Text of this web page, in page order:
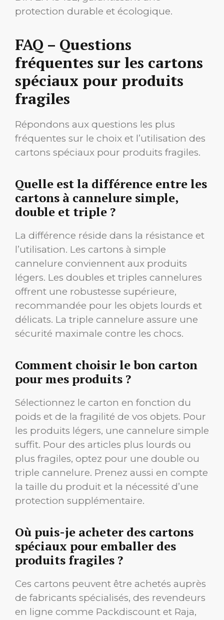
protection durable et écologique.
FAQ – Questions
fréquentes sur les cartons
spéciaux pour produits
fragiles
Répondons aux questions les plus
fréquentes sur le choix et l’utilisation des
cartons spéciaux pour produits fragiles.
Quelle est la différence entre les
cartons à cannelure simple,
double et triple ?
La différence réside dans la résistance et
l’utilisation. Les cartons à simple
cannelure conviennent aux produits
légers. Les doubles et triples cannelures
offrent une robustesse supérieure,
recommandée pour les objets lourds et
délicats. La triple cannelure assure une
sécurité maximale contre les chocs.
Comment choisir le bon carton
pour mes produits ?
Sélectionnez le carton en fonction du
poids et de la fragilité de vos objets. Pour
les produits légers, une cannelure simple
suffit. Pour des articles plus lourds ou
plus fragiles, optez pour une double ou
triple cannelure. Prenez aussi en compte
la taille du produit et la nécessité d’une
protection supplémentaire.
Où puis-je acheter des cartons
spéciaux pour emballer des
produits fragiles ?
Ces cartons peuvent être achetés auprès
de fabricants spécialisés, des revendeurs
en ligne comme Packdiscount et Raja,